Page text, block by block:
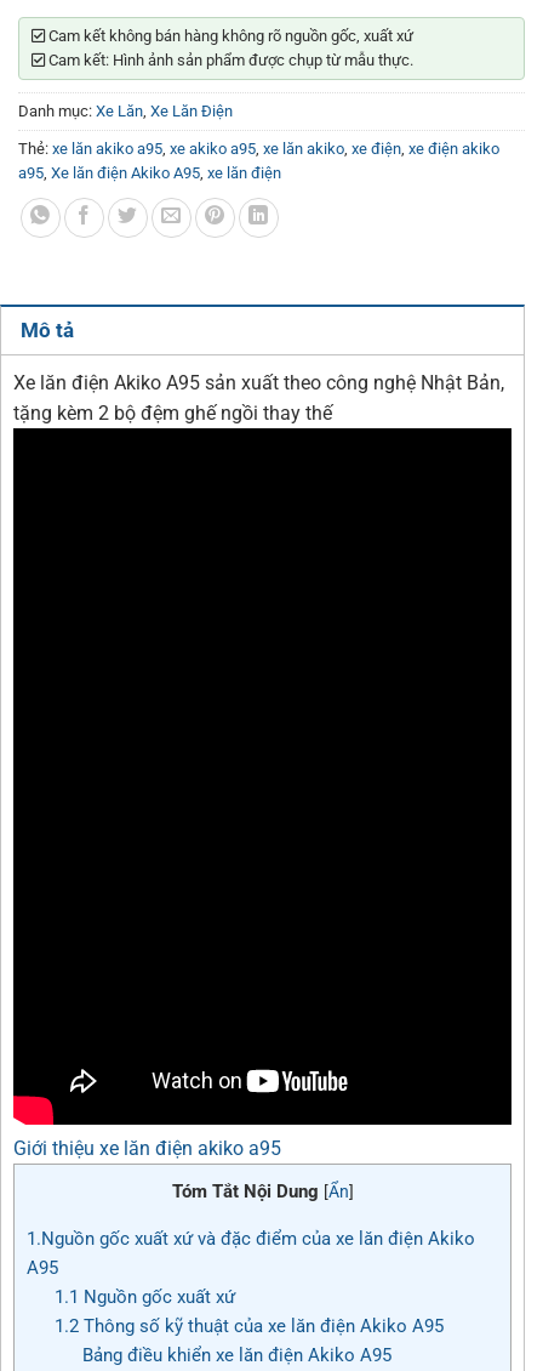
Cam kết không bán hàng không rõ nguồn gốc, xuất xứ
Cam kết: Hình ảnh sản phẩm được chụp từ mẫu thực.
Danh mục: Xe Lăn, Xe Lăn Điện
Thẻ: xe lăn akiko a95, xe akiko a95, xe lăn akiko, xe điện, xe điện akiko
a95, Xe lăn điện Akiko A95, xe lăn điện
Mô tả
Xe lăn điện Akiko A95 sản xuất theo công nghệ Nhật Bản,
tặng kèm 2 bộ đệm ghế ngồi thay thế
Giới thiệu xe lăn điện akiko a95
Tóm Tắt Nội Dung [Ẩn]
1.Nguồn gốc xuất xứ và đặc điểm của xe lăn điện Akiko
A95
1.1 Nguồn gốc xuất xứ
1.2 Thông số kỹ thuật của xe lăn điện Akiko A95
Bảng điều khiển xe lăn điện Akiko A95